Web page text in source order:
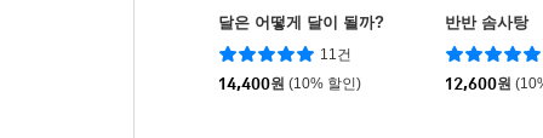
달은 어떻게 달이 될까?
11건
14,400원 (10% 할인)
반반 솜사탕
12,600원